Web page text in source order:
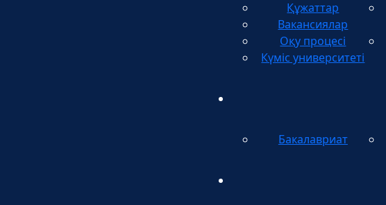
Құжаттар
Вакансиялар
Оқу процесі
Күміс университеті
Бакалавриат